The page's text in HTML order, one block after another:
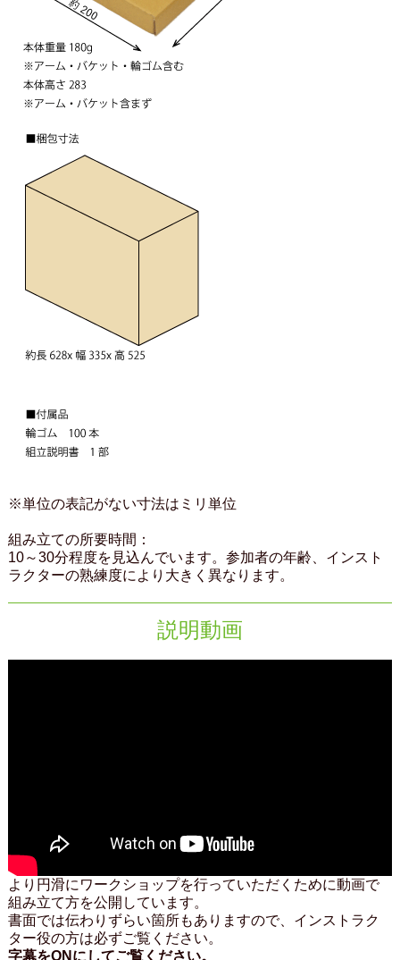
※単位の表記がない寸法はミリ単位
組み立ての所要時間：
10～30分程度を見込んでいます。参加者の年齢、インスト
ラクターの熟練度により大きく異なります。
説明動画
より円滑にワークショップを行っていただくために動画で
組み立て方を公開しています。
書面では伝わりずらい箇所もありますので、インストラク
ター役の方は必ずご覧ください。
字幕をONにしてご覧ください。